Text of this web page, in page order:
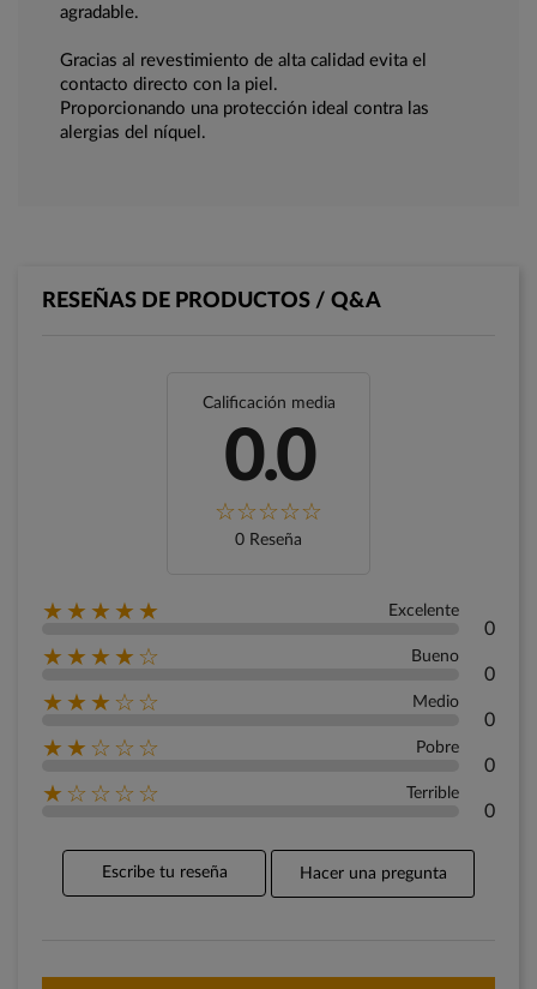
agradable.
Gracias al revestimiento de alta calidad evita el
contacto directo con la piel.
Proporcionando una protección ideal contra las
alergias del níquel.
RESEÑAS DE PRODUCTOS / Q&A
Calificación media
0.0
0 Reseña
★★★★★ Excelente
0
★★★★☆ Bueno
0
★★★☆☆ Medio
0
★★☆☆☆ Pobre
0
★☆☆☆☆ Terrible
0
Escribe tu reseña Hacer una pregunta